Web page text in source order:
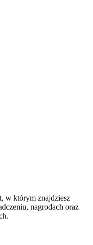
w którym znajdziesz
nagrodach oraz